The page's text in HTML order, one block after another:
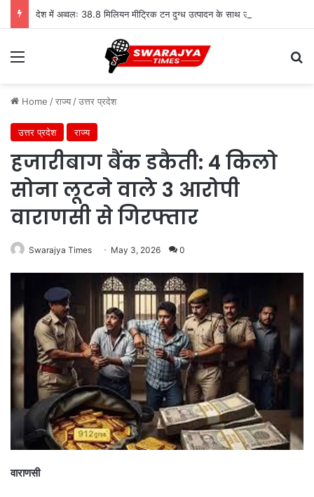
Menu
Home /राज्य /उत्तर प्रदेश
उत्तर प्रदेश राज्य
हजारीबाग बैंक डकैती: 4 किलो
सोना लूटने वाले 3 आरोपी
वाराणसी से गिरफ्तार
Swarajya Times May 3, 2026 0
वाराणसी